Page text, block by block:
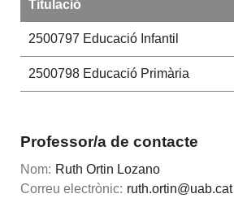
Titulació
2500797 Educació Infantil
2500798Educació Primària
Professor/a de contacte
Nom: Ruth Ortin Lozano
Correu electrònic: ruth.ortin@uab.cat